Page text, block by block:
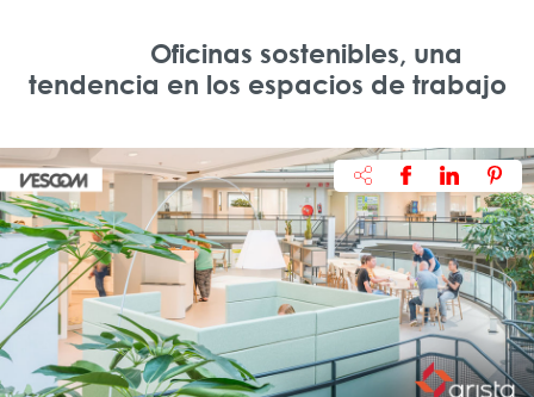
Oficinas sostenibles, una
tendencia en los espacios de trabajo